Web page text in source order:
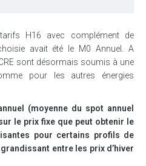
H16 avec complément de
avait été le M0 Annuel. A
sont désormais soumis à une
pour les autres énergies
(moyenne du spot annuel
le prix fixe que peut obtenir le
pour certains profils de
entre les prix d’hiver